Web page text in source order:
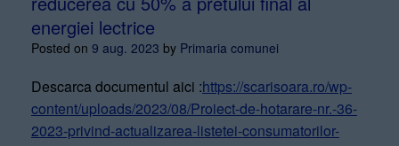
energiei lectrice
Posted on 9 aug. 2023 by Primaria comunei
Descarca documentul aici :https://scarisoara.ro/wp-
content/uploads/2023/08/Proiect-de-hotarare-nr.-36-
2023-privind-actualizarea-listetei-consumatorilor-